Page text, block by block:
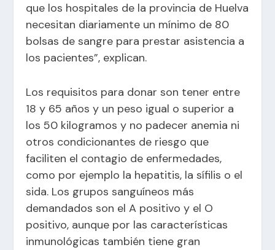
que los hospitales de la provincia de Huelva
necesitan diariamente un mínimo de 80
bolsas de sangre para prestar asistencia a
los pacientes”, explican.
Los requisitos para donar son tener entre
18 y 65 años y un peso igual o superior a
los 50 kilogramos y no padecer anemia ni
otros condicionantes de riesgo que
faciliten el contagio de enfermedades,
como por ejemplo la hepatitis, la sífilis o el
sida. Los grupos sanguíneos más
demandados son el A positivo y el O
positivo, aunque por las características
inmunológicas también tiene gran